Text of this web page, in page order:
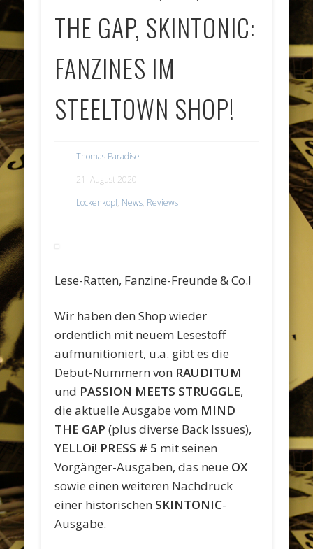
THE GAP, SKINTONIC:
FANZINES IM
STEELTOWN SHOP!
Thomas Paradise
21. August 2020
Lockenkopf, News, Reviews
Lese-Ratten, Fanzine-Freunde & Co.!
Wir haben den Shop wieder
ordentlich mit neuem Lesestoff
aufmunitioniert, u.a. gibt es die
Debüt-Nummern von RAUDITUM
und PASSION MEETS STRUGGLE,
die aktuelle Ausgabe vom MIND
THE GAP (plus diverse Back Issues),
YELLOi! PRESS # 5 mit seinen
Vorgänger-Ausgaben, das neue OX
sowie einen weiteren Nachdruck
einer historischen SKINTONIC-
Ausgabe.